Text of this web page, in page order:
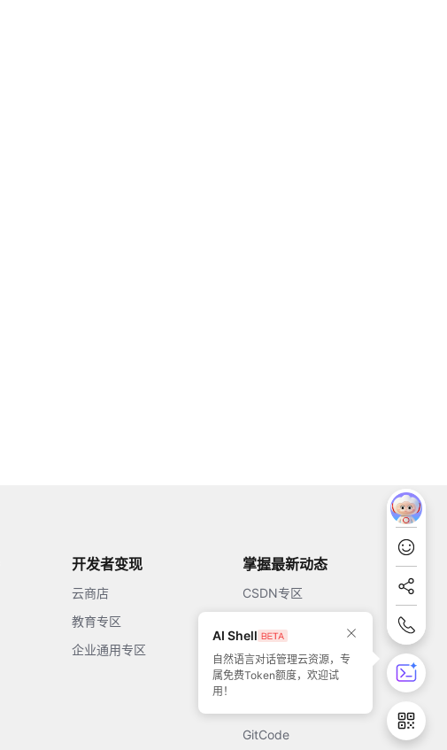
开发者变现
云商店
教育专区
企业通用专区
掌握最新动态
CSDN专区
51CTO
GitCode
AI Shell
自然语言对话管理云资源，专
属免费Token额度，欢迎试
用！